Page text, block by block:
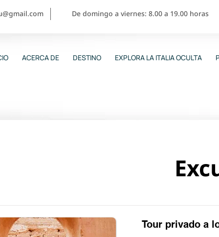
De domingo a viernes: 8.00 a 19.00 horas
ACERCA DE DESTINO EXPLORA LA ITALIA OCULTA
Tour privado a